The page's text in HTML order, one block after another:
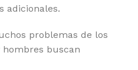
adicionales.
problemas de los
buscan